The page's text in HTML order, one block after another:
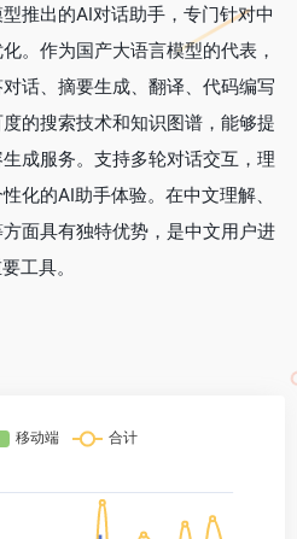
推出的AI对话助手，专门针对中
。作为国产大语言模型的代表，
话、摘要生成、翻译、代码编写
的搜索技术和知识图谱，能够提
成服务。支持多轮对话交互，理
化的AI助手体验。在中文理解、
面具有独特优势，是中文用户进
工具。